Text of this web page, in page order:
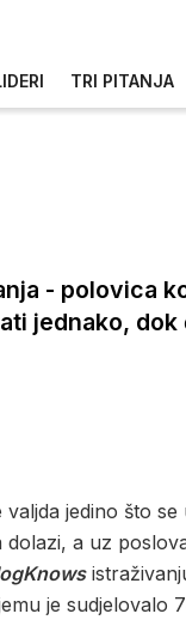
TRI PITANJA
- polovica
jednako, dok
jedino što
a uz
je sudjelovalo